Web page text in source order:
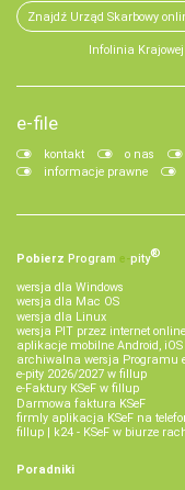
Znajdź Urząd Skarbowy
Infolinia
e-file
kontakt o nas
informacje prawne
Pobierz Program e‑pity®
wersja dla Windows
wersja dla Mac OS
wersja dla Linux
wersja PIT przez internet online
aplikacje mobilne Android, iOS
archiwalna wersja Programu
e-pity 2026/2027 w fillup
e‑Faktury KSeF w fillup
Darmowa faktura KSeF
firmly aplikacja KSeF na
fillup | k24 - KSeF w biurze
Poradniki